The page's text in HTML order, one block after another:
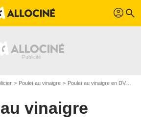
profil search
Poulet au vinaigre Poulet au vinaigre en DVD
vinaigre